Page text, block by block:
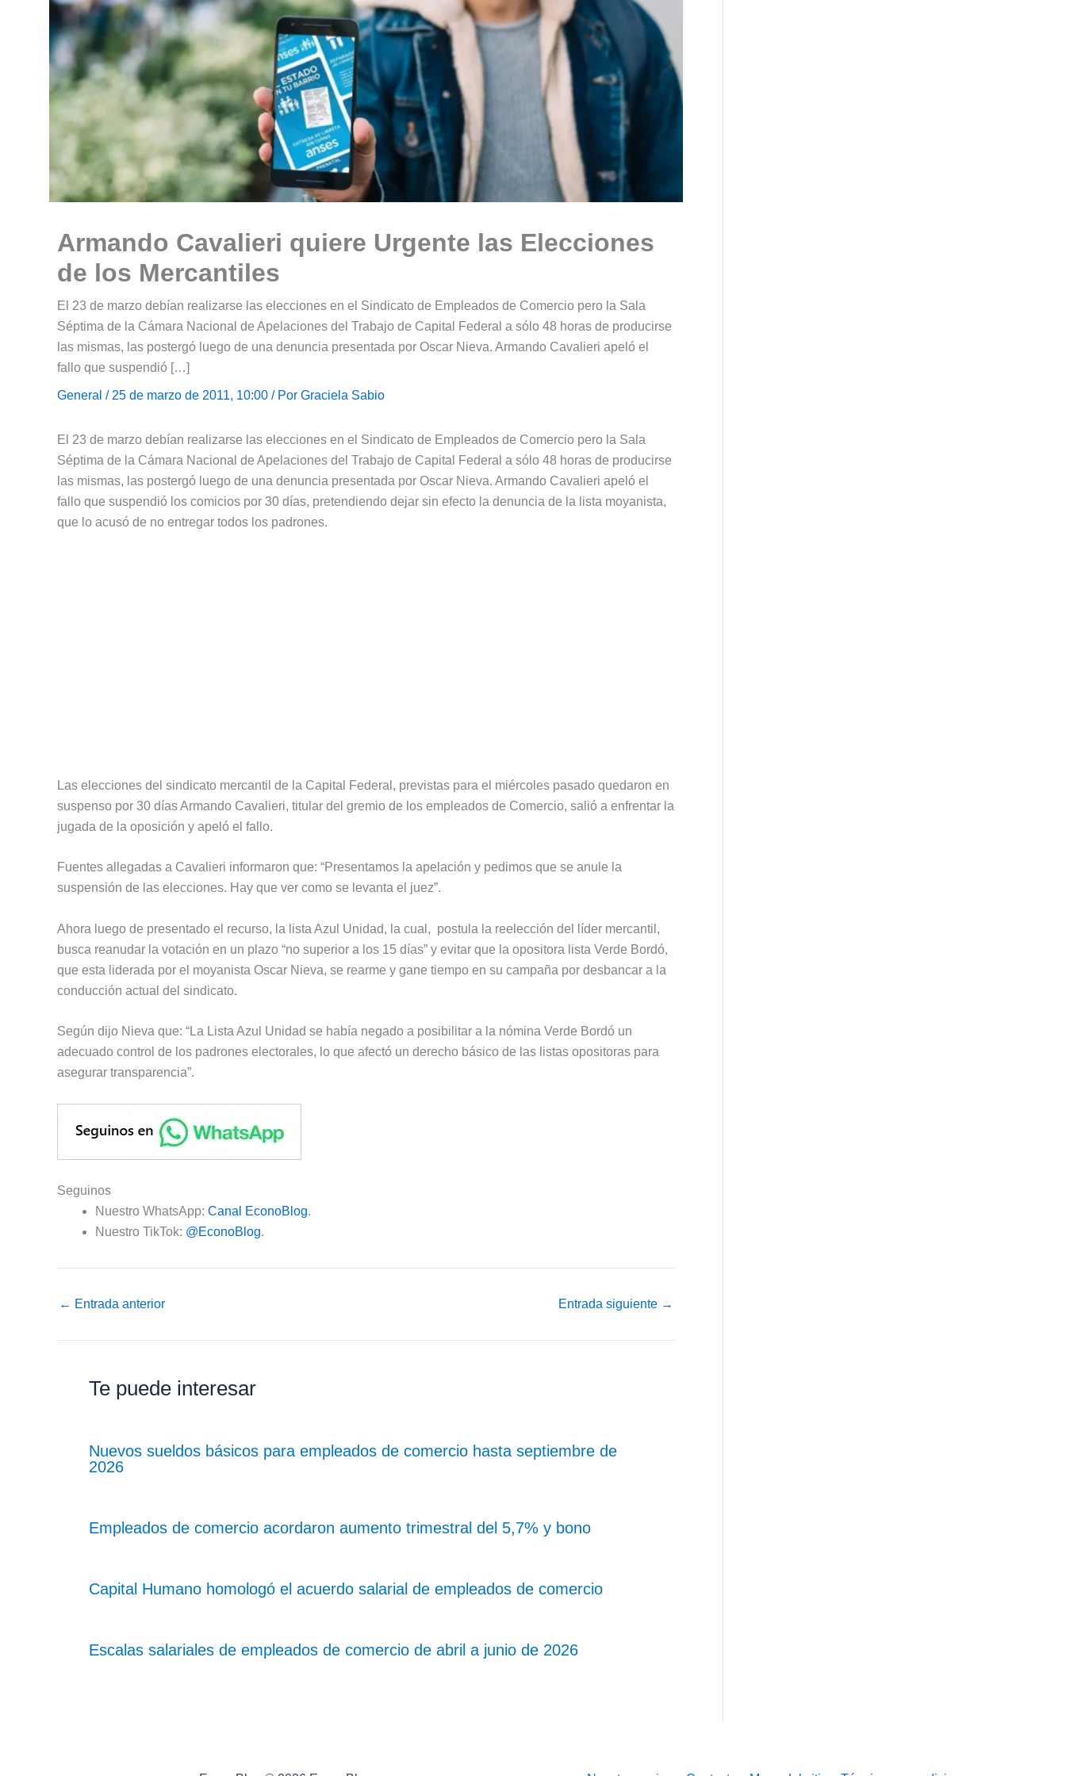
Armando Cavalieri quiere Urgente las Elecciones
de los Mercantiles
El 23 de marzo debían realizarse las elecciones en el Sindicato de Empleados de Comercio pero la Sala
Séptima de la Cámara Nacional de Apelaciones del Trabajo de Capital Federal a sólo 48 horas de producirse
las mismas, las postergó luego de una denuncia presentada por Oscar Nieva. Armando Cavalieri apeló el
fallo que suspendió […]
General / 25 de marzo de 2011, 10:00 / Por Graciela Sabio
El 23 de marzo debían realizarse las elecciones en el Sindicato de Empleados de Comercio pero la Sala
Séptima de la Cámara Nacional de Apelaciones del Trabajo de Capital Federal a sólo 48 horas de producirse
las mismas, las postergó luego de una denuncia presentada por Oscar Nieva. Armando Cavalieri apeló el
fallo que suspendió los comicios por 30 días, pretendiendo dejar sin efecto la denuncia de la lista moyanista,
que lo acusó de no entregar todos los padrones.
Las elecciones del sindicato mercantil de la Capital Federal, previstas para el miércoles pasado quedaron en
suspenso por 30 días Armando Cavalieri, titular del gremio de los empleados de Comercio, salió a enfrentar la
jugada de la oposición y apeló el fallo.
Fuentes allegadas a Cavalieri informaron que: “Presentamos la apelación y pedimos que se anule la
suspensión de las elecciones. Hay que ver como se levanta el juez”.
Ahora luego de presentado el recurso, la lista Azul Unidad, la cual, postula la reelección del líder mercantil,
busca reanudar la votación en un plazo “no superior a los 15 días” y evitar que la opositora lista Verde Bordó,
que esta liderada por el moyanista Oscar Nieva, se rearme y gane tiempo en su campaña por desbancar a la
conducción actual del sindicato.
Según dijo Nieva que: “La Lista Azul Unidad se había negado a posibilitar a la nómina Verde Bordó un
adecuado control de los padrones electorales, lo que afectó un derecho básico de las listas opositoras para
asegurar transparencia”.
Seguinos
Nuestro WhatsApp: Canal EconoBlog.
Nuestro TikTok: @EconoBlog.
← Entrada anterior Entrada siguiente →
Te puede interesar
Nuevos sueldos básicos para empleados de comercio hasta septiembre de
2026
Empleados de comercio acordaron aumento trimestral del 5,7% y bono
Capital Humano homologó el acuerdo salarial de empleados de comercio
Escalas salariales de empleados de comercio de abril a junio de 2026